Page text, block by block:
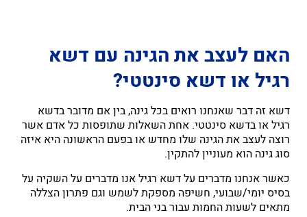
האם לעצב את הגינה עם דשא
רגיל או דשא סינטטי?
דשא זה דבר שאנחנו רואים בכל גינה, בין אם מדובר בדשא
רגיל או בדשא סינטטי. אחת השאלות שתופסות כל אדם אשר
רוצה לעצב את הגינה שלו מחדש או בפעם הראשונה היא איזה
סוג גינה הוא מעוניין להתקין.
כאשר אנחנו מדברים על דשא רגיל אנו מדברים על השקיה על
בסיס יומי/שבועי, חשיפה מספקת לשמש וגם פתרון הצללה
מתאים לשעות החמות עבור בני הבית.